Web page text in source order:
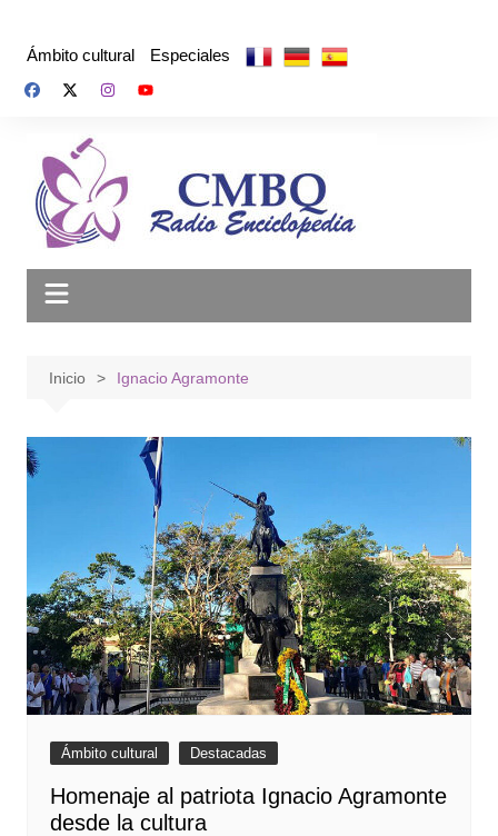
Ámbito cultural Especiales
Inicio Ignacio Agramonte
Ámbito cultural Destacadas
Homenaje al patriota Ignacio Agramonte
desde la cultura